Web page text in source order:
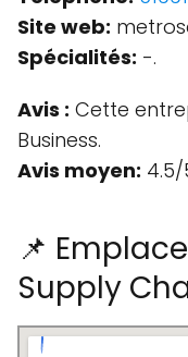
Site web:
Spécialités: -.
Avis : Cette
Business.
Avis moyen: 4.5/
📌
Supply